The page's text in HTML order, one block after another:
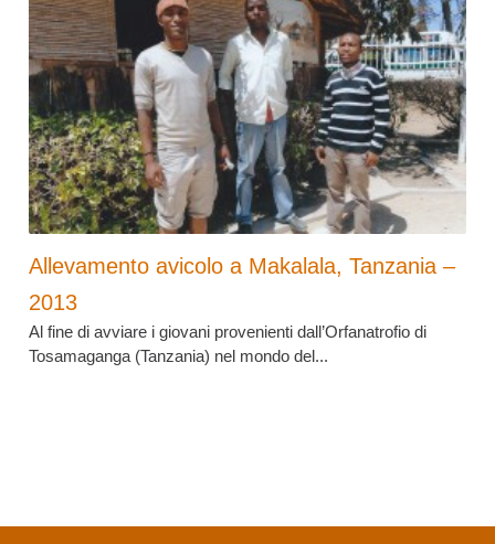
Allevamento avicolo a Makalala, Tanzania –
2013
Al fine di avviare i giovani provenienti dall’Orfanatrofio di
Tosamaganga (Tanzania) nel mondo del...